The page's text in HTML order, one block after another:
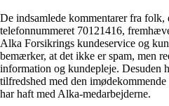
De indsamlede kommentarer fra folk,
telefonnummeret 70121416,
Alka Forsikrings kundeservice og
bemærker, at det ikke er spam, men
information og kundepleje. Desuden
tilfredshed med den
har haft med Alka-medarbejderne.